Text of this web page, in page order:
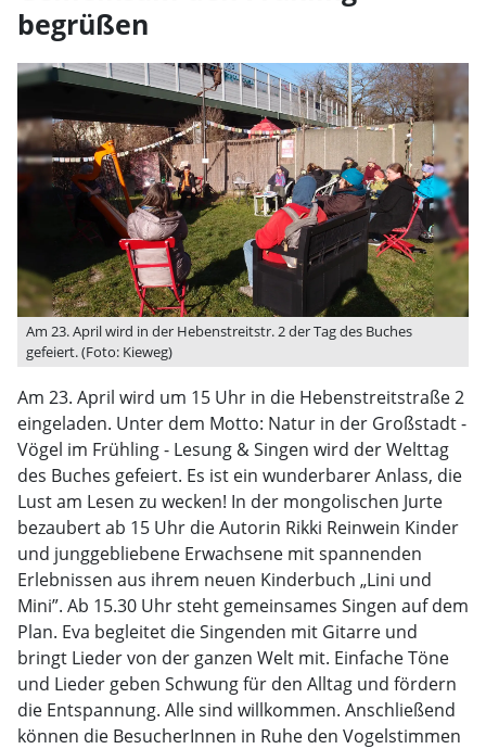
begrüßen
Am 23. April wird in der Hebenstreitstr. 2 der Tag des Buches
gefeiert. (Foto: Kieweg)
Am 23. April wird um 15 Uhr in die Hebenstreitstraße 2
eingeladen. Unter dem Motto: Natur in der Großstadt -
Vögel im Frühling - Lesung & Singen wird der Welttag
des Buches gefeiert. Es ist ein wunderbarer Anlass, die
Lust am Lesen zu wecken! In der mongolischen Jurte
bezaubert ab 15 Uhr die Autorin Rikki Reinwein Kinder
und junggebliebene Erwachsene mit spannenden
Erlebnissen aus ihrem neuen Kinderbuch „Lini und
Mini”. Ab 15.30 Uhr steht gemeinsames Singen auf dem
Plan. Eva begleitet die Singenden mit Gitarre und
bringt Lieder von der ganzen Welt mit. Einfache Töne
und Lieder geben Schwung für den Alltag und fördern
die Entspannung. Alle sind willkommen. Anschließend
können die BesucherInnen in Ruhe den Vogelstimmen